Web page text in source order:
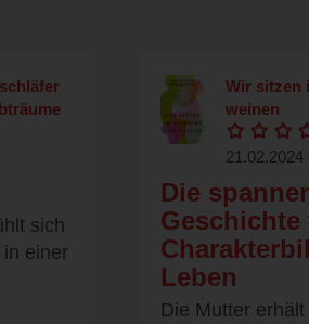
sich
einer
Wir sitzen
weinen
21.02.2024
Die
Geschichte
Leben
Die Mutter erhält